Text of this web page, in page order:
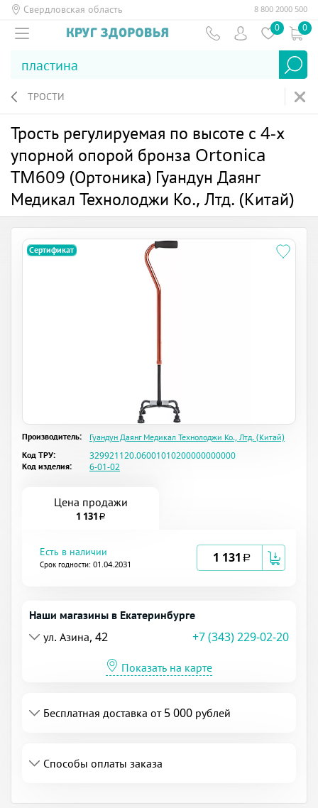
Свердловская область 8 800 2000 500
0 0
ТРОСТИ
Трость регулируемая по высоте с 4-х
упорной опорой бронза Ortonica
TM609 (Ортоника) Гуандун Даянг
Медикал Технолоджи Ко., Лтд. (Китай)
Сертификат
Производитель:
Гуандун Даянг Медикал Технолоджи Ко., Лтд. (Китай)
Код ТРУ:
329921120.06001010200000000000
Код изделия:
6-01-02
Цена продажи
1 131 a
Есть в наличии
Срок годности: 01.04.2031 1 131 a
Наши магазины в Екатеринбурге
ул. Азина, 42
+7 (343) 229-02-20
Показать на карте
Бесплатная доставка от 5 000 рублей
Способы оплаты заказа